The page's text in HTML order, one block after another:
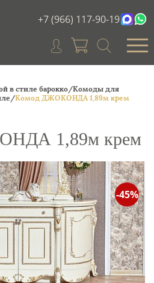
+7 (966) 117-90-19
в стиле барокко/Комоды для
Комод ДЖОКОНДА 1,89м крем
1,89м крем
-45%